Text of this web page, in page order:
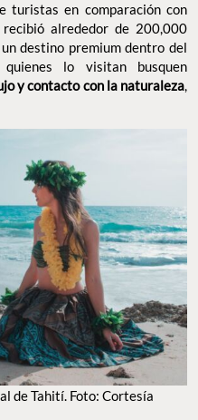
turistas en comparación con
alrededor de 200,000
destino premium dentro del
lo visitan busquen
y contacto con la naturaleza,
de Tahití. Foto: Cortesía